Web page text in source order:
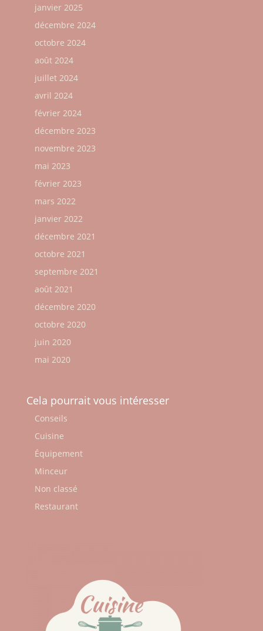
janvier 2025
décembre 2024
octobre 2024
août 2024
juillet 2024
avril 2024
février 2024
décembre 2023
novembre 2023
mai 2023
février 2023
mars 2022
janvier 2022
décembre 2021
octobre 2021
septembre 2021
août 2021
décembre 2020
octobre 2020
juin 2020
mai 2020
Cela pourrait vous intéresser
Conseils
Cuisine
Équipement
Minceur
Non classé
Restaurant